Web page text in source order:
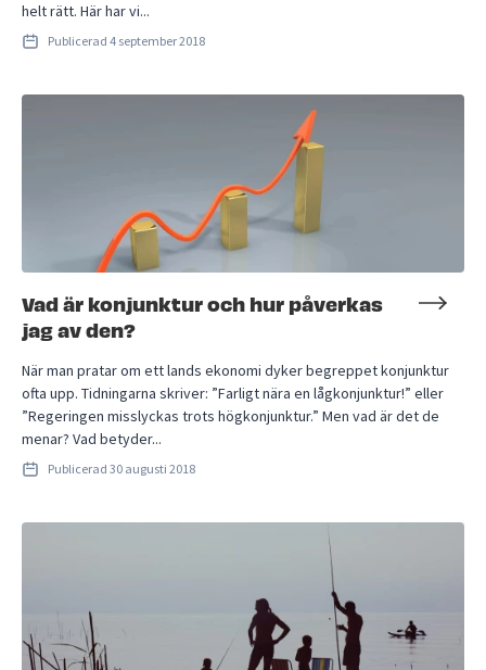
helt rätt. Här har vi...
Publicerad 4 september 2018
Vad är konjunktur och hur påverkas
jag av den?
När man pratar om ett lands ekonomi dyker begreppet konjunktur
ofta upp. Tidningarna skriver: ”Farligt nära en lågkonjunktur!” eller
”Regeringen misslyckas trots högkonjunktur.” Men vad är det de
menar? Vad betyder...
Publicerad 30 augusti 2018